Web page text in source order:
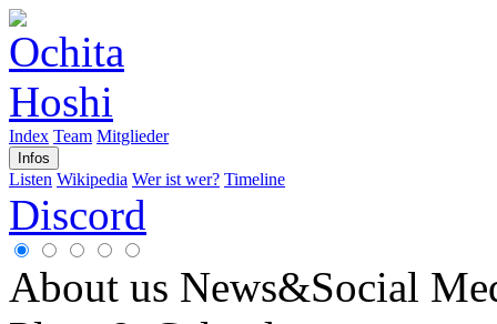
Index Team Mitglieder
Infos
Listen Wikipedia Wer ist wer? Timeline
Discord
About us News&Social